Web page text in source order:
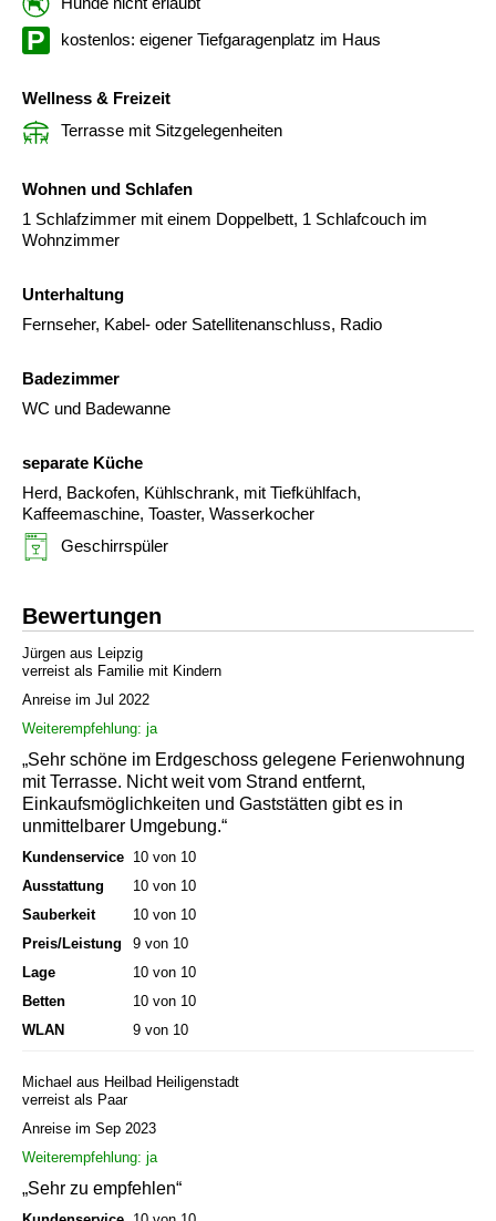
kostenlos: eigener Tiefgaragenplatz im Haus
Wellness & Freizeit
Terrasse mit Sitzgelegenheiten
Wohnen und Schlafen
1 Schlafzimmer mit einem Doppelbett, 1 Schlafcouch im
Wohnzimmer
Unterhaltung
Fernseher, Kabel- oder Satellitenanschluss, Radio
Badezimmer
WC und Badewanne
separate Küche
Herd, Backofen, Kühlschrank, mit Tiefkühlfach,
Kaffeemaschine, Toaster, Wasserkocher
Geschirrspüler
Bewertungen
Jürgen aus Leipzig
verreist als Familie mit Kindern
Anreise im Jul 2022
Weiterempfehlung: ja
„Sehr schöne im Erdgeschoss gelegene Ferienwohnung
mit Terrasse. Nicht weit vom Strand entfernt,
Einkaufsmöglichkeiten und Gaststätten gibt es in
unmittelbarer Umgebung.“
Kundenservice 10 von 10
Ausstattung
10 von 10
Sauberkeit
10 von 10
Preis/Leistung
9 von 10
Lage
10 von 10
Betten
10 von 10
WLAN
9 von 10
Michael aus Heilbad Heiligenstadt
verreist als Paar
Anreise im Sep 2023
Weiterempfehlung: ja
„Sehr zu empfehlen“